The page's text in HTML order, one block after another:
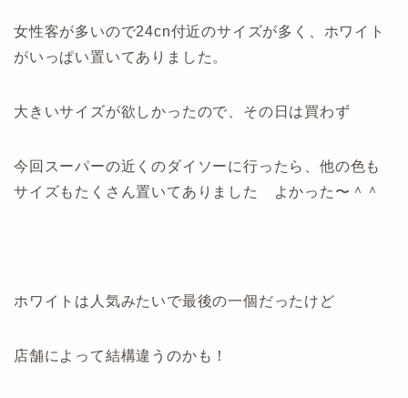
女性客が多いので24cn付近のサイズが多く、ホワイト
がいっぱい置いてありました。
大きいサイズが欲しかったので、その日は買わず
今回スーパーの近くのダイソーに行ったら、他の色も
サイズもたくさん置いてありました よかった〜＾＾
ホワイトは人気みたいで最後の一個だったけど
店舗によって結構違うのかも！